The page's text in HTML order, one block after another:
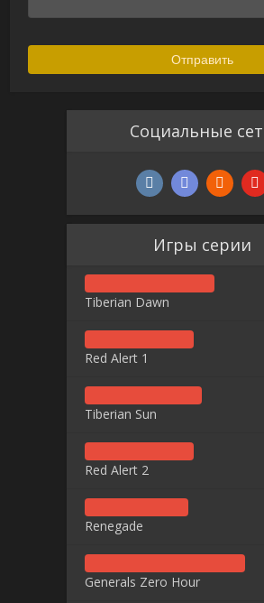
Социальные
Игры серии
Tiberian Dawn
Red Alert 1
Tiberian Sun
Red Alert 2
Renegade
Generals Zero Hour